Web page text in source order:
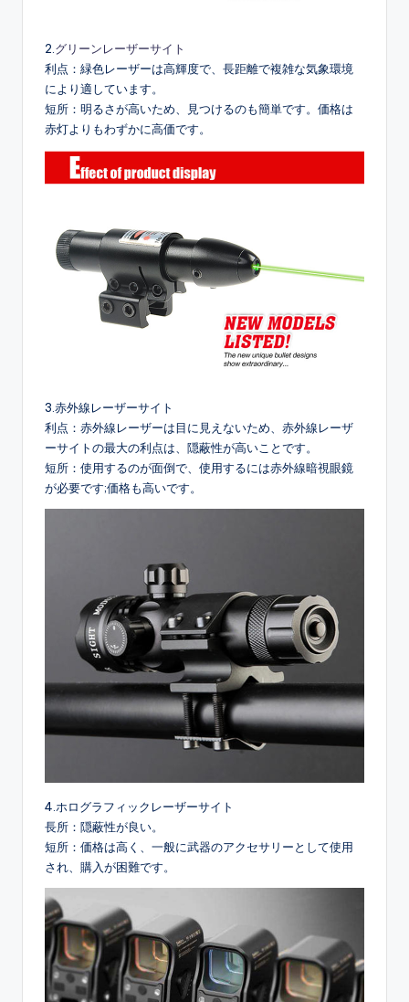
2. グリーンレーザーサイト
利点：緑色レーザーは高輝度で、長距離で複雑な気象環境
により適しています。
短所：明るさが高いため、見つけるのも簡単です。価格は
赤灯よりもわずかに高価です。
3.赤外線レーザーサイト
利点：赤外線レーザーは目に見えないため、赤外線レーザ
ーサイトの最大の利点は、隠蔽性が高いことです。
短所：使用するのが面倒で、使用するには赤外線暗視眼鏡
が必要です;価格も高いです。
4.ホログラフィックレーザーサイト
長所：隠蔽性が良い。
短所：価格は高く、一般に武器のアクセサリーとして使用
され、購入が困難です。